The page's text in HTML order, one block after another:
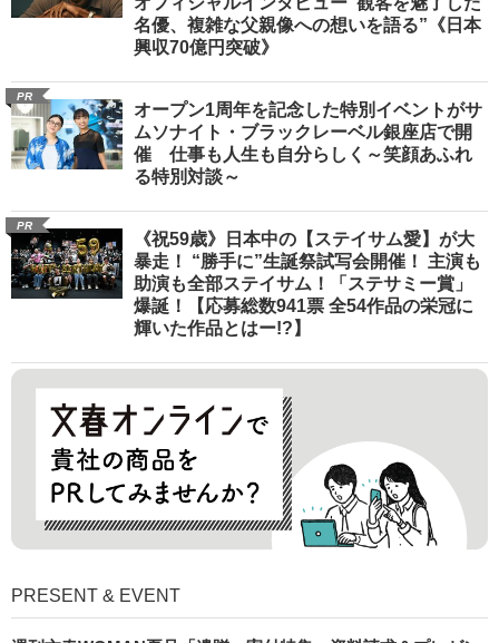
名優、複雑な父親像への想いを語る”《日本
興収70億円突破》
PR
オープン1周年を記念した特別イベントがサ
ムソナイト・ブラックレーベル銀座店で開
催 仕事も人生も自分らしく～笑顔あふれ
る特別対談～
PR
《祝59歳》日本中の【ステイサム愛】が大
暴走！ “勝手に”生誕祭試写会開催！ 主演も
助演も全部ステイサム！「ステサミー賞」
爆誕！【応募総数941票 全54作品の栄冠に
輝いた作品とはー!?】
PRESENT & EVENT